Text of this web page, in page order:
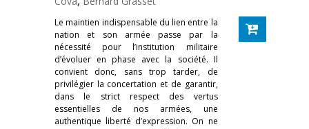
Le maintien indispensable du lien entre la
nation et son armée passe par la
nécessité pour l’institution militaire
d’évoluer en phase avec la société. Il
convient donc, sans trop tarder, de
privilégier la concertation et de garantir,
dans le strict respect des vertus
essentielles de nos armées, une
authentique liberté d’expression. On ne